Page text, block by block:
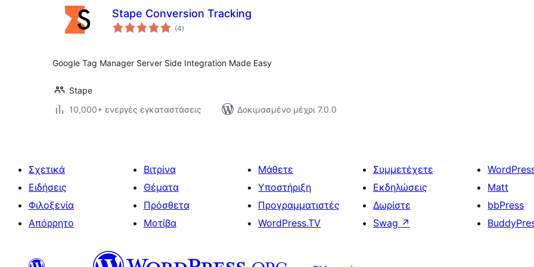
Stape Conversion Tracking
(4αξιολογήσεις
σύνολο
)
Google Tag Manager Server Side Integration Made Easy
Stape
10,000+ ενεργές εγκαταστάσεις
Δοκιμασμένο μέχρι 7.0.0
Σχετικά
Ειδήσεις
Φιλοξενία
Απόρρητο
Βιτρίνα
Θέματα
Πρόσθετα
Μοτίβα
Μάθετε
Υποστήριξη
Προγραμματιστές
WordPress.TV
Συμμετέχετε
Εκδηλώσεις
Δωρίστε
Swag ↗
Matt
bbPress